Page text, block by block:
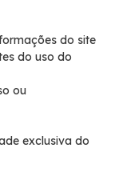
do site
do uso do
ou
exclusiva do